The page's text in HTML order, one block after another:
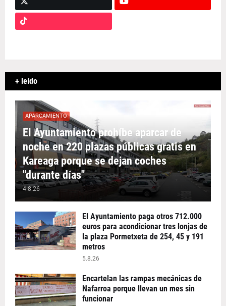
+ leído
APARCAMIENTO
El Ayuntamiento prohíbe aparcar de
noche en 220 plazas públicas gratis en
Kareaga porque se dejan coches
"durante días"
4.8.26
El Ayuntamiento paga otros 712.000
euros para acondicionar tres lonjas de
la plaza Pormetxeta de 254, 45 y 191
metros
5.8.26
Encartelan las rampas mecánicas de
Nafarroa porque llevan un mes sin
funcionar